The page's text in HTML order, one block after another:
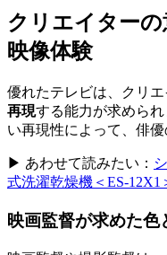
クリエイター
映像体験
優れたテレビは、クリ
再現する能力が求めら
い再現性によって、俳
▶ あわせて読みたい：
式洗濯乾燥機＜ES-
映画監督が求めた色